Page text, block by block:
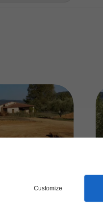
Customize